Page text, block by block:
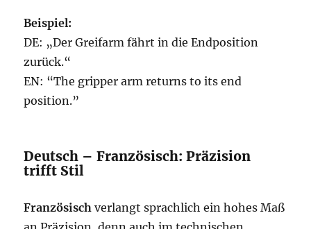
Beispiel:
DE: „Der Greifarm fährt in die Endposition
zurück.“
EN: “The gripper arm returns to its end
position.”
Deutsch – Französisch: Präzision
trifft Stil
Französisch verlangt sprachlich ein hohes Maß